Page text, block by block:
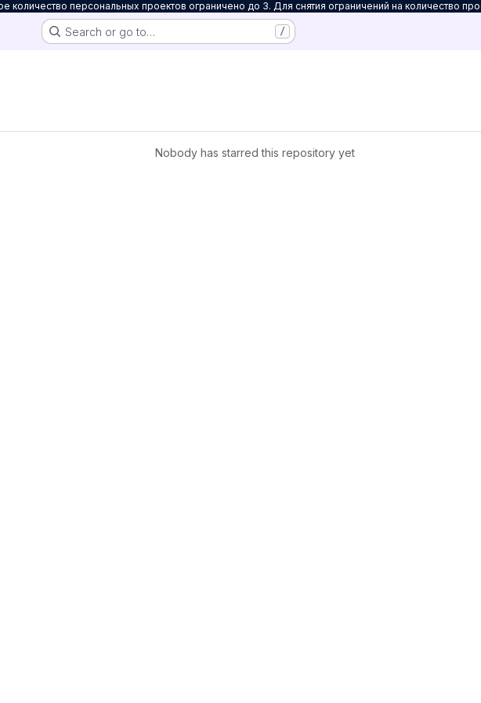
персональных проектов ограничено до 3. Для снятия ограничений на количество
Search or go to… /
Nobody has starred this repository yet